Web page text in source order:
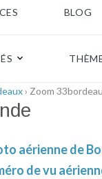
BLOG
› Zoom
aérienne de
de vu